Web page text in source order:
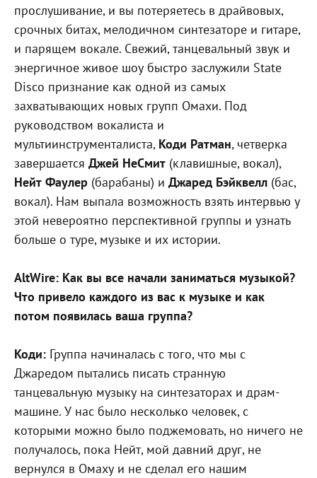
прослушивание, и вы потеряетесь в драйвовых,
срочных битах, мелодичном синтезаторе и гитаре,
и парящем вокале. Свежий, танцевальный звук и
энергичное живое шоу быстро заслужили State
Disco признание как одной из самых
захватывающих новых групп Омахи. Под
руководством вокалиста и
мультиинструменталиста, Коди Ратман, четверка
завершается Джей НеСмит (клавишные, вокал),
Нейт Фаулер (барабаны) и Джаред Бэйквелл (бас,
вокал). Нам выпала возможность взять интервью у
этой невероятно перспективной группы и узнать
больше о туре, музыке и их истории.
AltWire: Как вы все начали заниматься музыкой?
Что привело каждого из вас к музыке и как
потом появилась ваша группа?
Коди: Группа начиналась с того, что мы с
Джаредом пытались писать странную
танцевальную музыку на синтезаторах и драм-
машине. У нас было несколько человек, с
которыми можно было поджемовать, но ничего не
получалось, пока Нейт, мой давний друг, не
вернулся в Омаху и не сделал его нашим